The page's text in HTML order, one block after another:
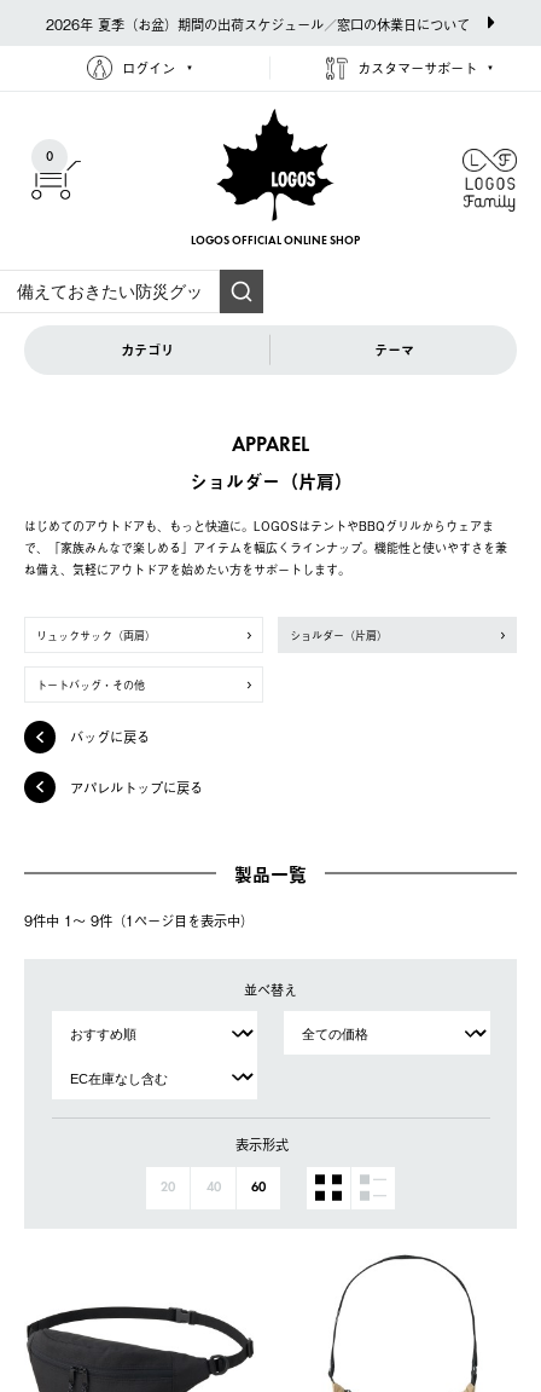
2026年 夏季（お盆）期間の出荷スケジュール／窓口の休業日について
ログイン カスタマーサポート
0
LOGOS OFFICIAL ONLINE SHOP
カテゴリ テーマ
APPAREL
ショルダー（片肩）
はじめてのアウトドアも、もっと快適に。LOGOSはテントやBBQグリルからウェアま
で、「家族みんなで楽しめる」アイテムを幅広くラインナップ。機能性と使いやすさを兼
ね備え、気軽にアウトドアを始めたい方をサポートします。
リュックサック（両肩） ショルダー（片肩）
トートバッグ・その他
バッグに戻る
アパレルトップに戻る
製品一覧
9件中 1〜 9件（1ページ⽬を表⽰中）
並べ替え
表示形式
20 40 60